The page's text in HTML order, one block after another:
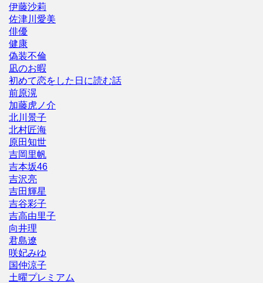
伊藤沙莉
佐津川愛美
俳優
健康
偽装不倫
凪のお暇
初めて恋をした日に読む話
前原滉
加藤虎ノ介
北川景子
北村匠海
原田知世
吉岡里帆
吉本坂46
吉沢亮
吉田輝星
吉谷彩子
吉高由里子
向井理
君島遼
咲妃みゆ
国仲涼子
土曜プレミアム